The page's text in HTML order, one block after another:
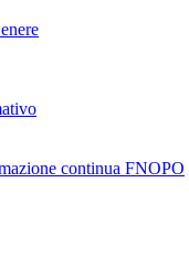
continua FNOPO